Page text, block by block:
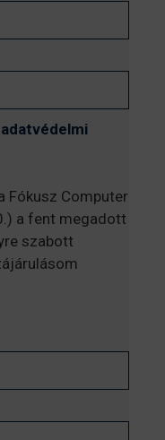
Fókusz Computer
a fent megadott
szabott